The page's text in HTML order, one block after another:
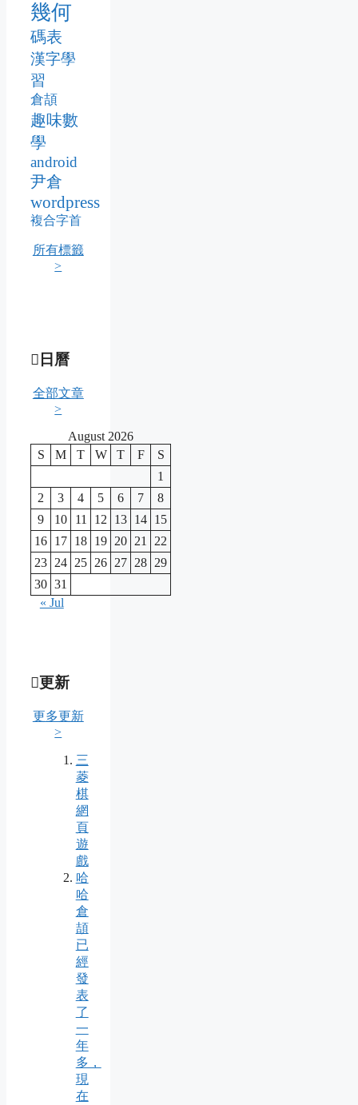
幾何
碼表
漢字學
習
倉頡
趣味數
學
android
尹倉
wordpress
複合字首
所有標籤
>
日曆
全部文章
>
August 2026
S
M T W T F
S
1
2
3 4 5 6 7
8
9
10 11 12 13 14 15
16 17 18 19 20 21
22
23 24 25 26 27 28 29
30 31
« Jul
更新
更多更新
>
三
菱
棋
網
頁
遊
戲
哈
哈
倉
頡
已
經
發
表
了
一
年
多，
現
在